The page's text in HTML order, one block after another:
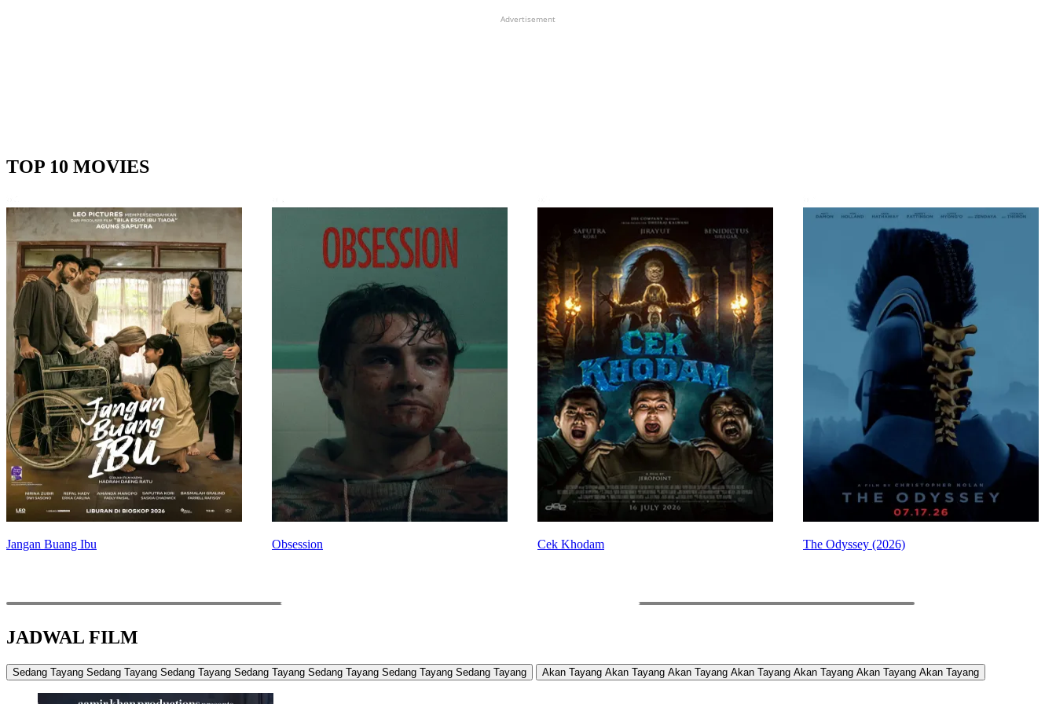
Advertisement
TOP 10 MOVIES
Jangan Buang Ibu Obsession Cek Khodam The Odyssey (2026)
JADWAL FILM
Sedang Tayang Sedang Tayang Sedang Tayang Sedang Tayang Sedang Tayang Sedang Tayang Sedang Tayang Akan Tayang Akan Tayang Akan Tayang Akan Tayang Akan Tayang Akan Tayang Akan Tayang